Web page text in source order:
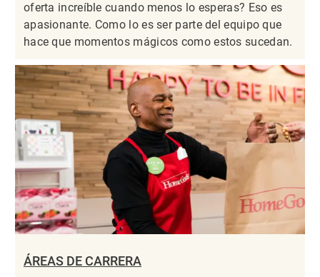
oferta increíble cuando menos lo esperas? Eso es
apasionante. Como lo es ser parte del equipo que
hace que momentos mágicos como estos sucedan.
ÁREAS DE CARRERA